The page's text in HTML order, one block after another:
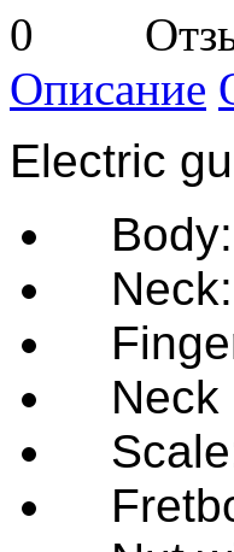
Описание
Electric
Body:
Neck:
Neck